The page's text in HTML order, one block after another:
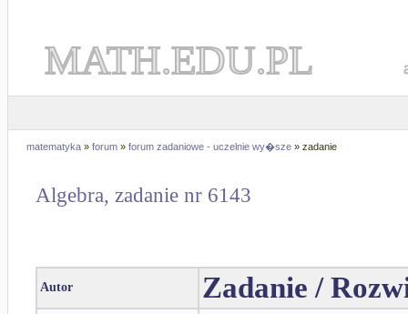
MATH.EDU.PL
matematyka » forum » forum zadaniowe - uczelnie wy�sze » zadanie
Algebra, zadanie nr 6143
Autor Zadanie /